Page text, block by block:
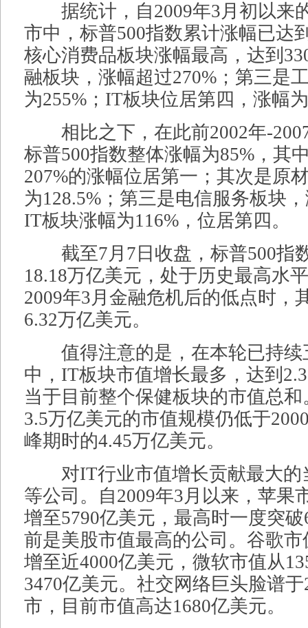
据统计，自2009年3月初以来
市中，标普500指数累计涨幅已达
核心消费品板块涨幅最高，达到
融板块，涨幅超过270%；第三是
为255%；IT板块位居第四，涨幅
相比之下，在此前2002年-
标普500指数整体涨幅为85%，其
207%的涨幅位居第一；其次是原
为128.5%；第三是电信服务板块
IT板块涨幅为116%，位居第四。
截至7月7日收盘，标普500指
18.18万亿美元，处于历史最高水
2009年3月金融危机后的低点时，
6.32万亿美元。
值得注意的是，在本轮已持续
中，IT板块市值增长最多，达到
当于目前整个保健板块的市值总
3.5万亿美元的市值规模仍低于
峰期时的4.45万亿美元。
对IT行业市值增长贡献最大的
等公司。自2009年3月以来，苹果
增至5790亿美元，最高时一度突
前是美股市值最高的公司。谷歌市
增至近4000亿美元，微软市值从
3470亿美元。社交网络巨头脸谱
市，目前市值高达1680亿美元。